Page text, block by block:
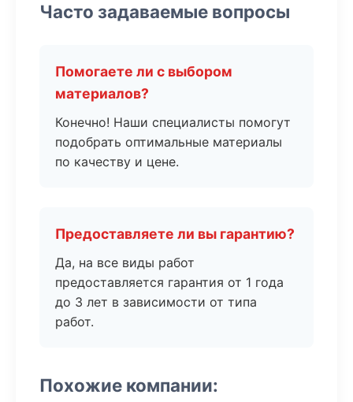
Часто задаваемые вопросы
Помогаете ли с выбором
материалов?
Конечно! Наши специалисты помогут
подобрать оптимальные материалы
по качеству и цене.
Предоставляете ли вы гарантию?
Да, на все виды работ
предоставляется гарантия от 1 года
до 3 лет в зависимости от типа
работ.
Похожие компании: